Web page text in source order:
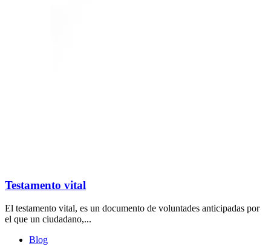
Testamento vital
El testamento vital, es un documento de voluntades anticipadas por
el que un ciudadano,...
Blog